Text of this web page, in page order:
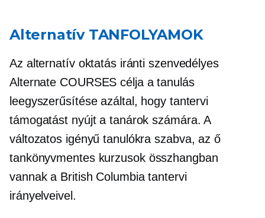
Alternatív TANFOLYAMOK
Az alternatív oktatás iránti szenvedélyes
Alternate COURSES célja a tanulás
leegyszerűsítése azáltal, hogy tantervi
támogatást nyújt a tanárok számára. A
változatos igényű tanulókra szabva, az ő
tankönyvmenteskurzusok összhangban
vannak a British Columbia tantervi
irányelveivel.